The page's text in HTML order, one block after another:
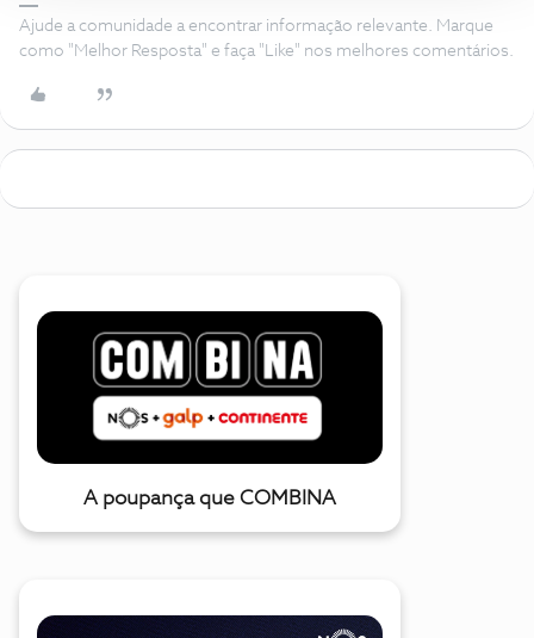
Ajude a comunidade a encontrar informação relevante. Marque
como "Melhor Resposta" e faça "Like" nos melhores comentários.
A poupança que COMBINA